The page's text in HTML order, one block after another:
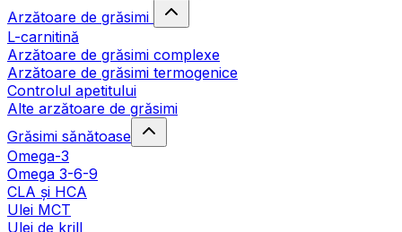
Arzătoare de grăsimi
L-carnitină
Arzătoare de grăsimi complexe
Arzătoare de grăsimi termogenice
Controlul apetitului
Alte arzătoare de grăsimi
Grăsimi sănătoase
Omega-3
Omega 3-6-9
CLA şi HCA
Ulei MCT
Ulei de krill